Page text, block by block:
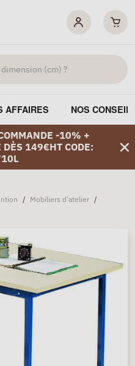
AFFAIRES NOS
-10% +
DÈS 149€HT CODE:
/ Mobiliers d'atelier /